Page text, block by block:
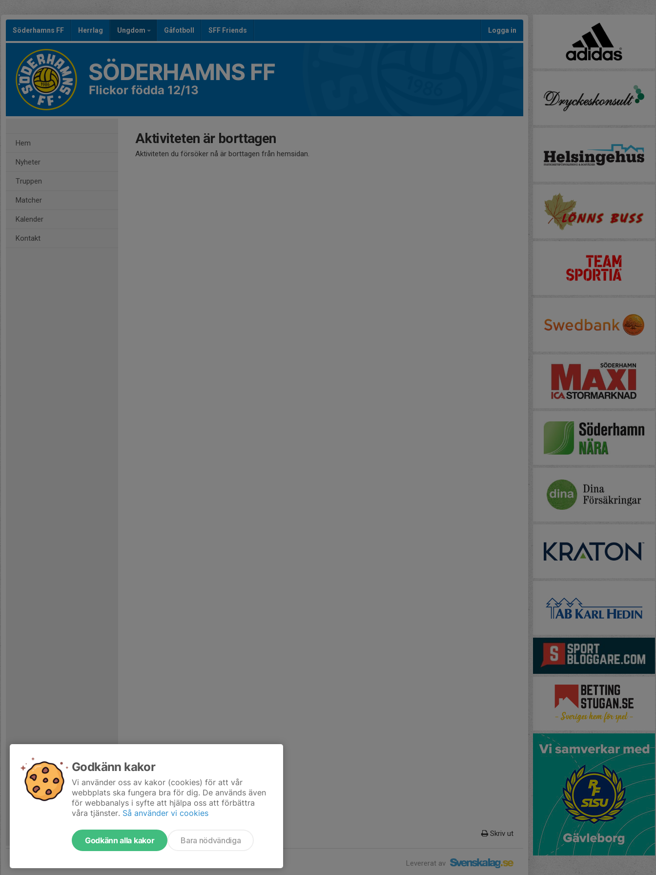
Söderhamns FF Herrlag Ungdom Gåfotboll SFF Friends Logga in
SÖDERHAMNS FF
Flickor födda 12/13
Hem
Nyheter
Truppen
Matcher
Kalender
Kontakt
Aktiviteten är borttagen
Aktiviteten du försöker nå är borttagen från hemsidan.
Skriv ut
Levererat av
Godkänn kakor
Vi använder oss av kakor (cookies) för att vår
webbplats ska fungera bra för dig. De används även
för webbanalys i syfte att hjälpa oss att förbättra
våra tjänster. Så använder vi cookies
Godkänn alla kakor Bara nödvändiga